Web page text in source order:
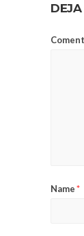
Name*